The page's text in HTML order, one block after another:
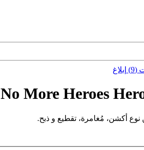
(9) إبلاغ
No More Heroes
نوع أكشن، مُغامرة، تقطيع و ذبح.